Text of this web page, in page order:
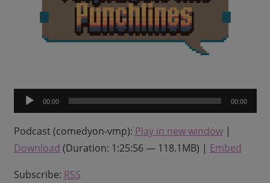
Audio-
Player
00:00 00:00
Podcast (comedyon-vmp): Play in new window|
Download (Duration: 1:25:56 — 118.1MB) | Embed
Subscribe: RSS